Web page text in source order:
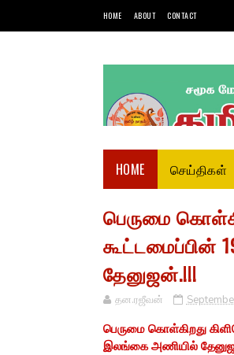
HOME ABOUT CONTACT
HOME செய்திகள்
பெருமை
கூட்டமைப்பின்
தேனுஜன்.!!!
தன.ரஜீவன்
பெருமை கொள்கிறது
இலங்கை அணியில்